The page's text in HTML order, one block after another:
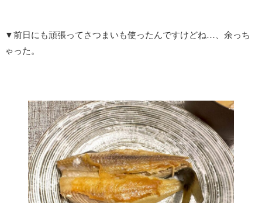
▼前日にも頑張ってさつまいも使ったんですけどね…、余っち
ゃった。